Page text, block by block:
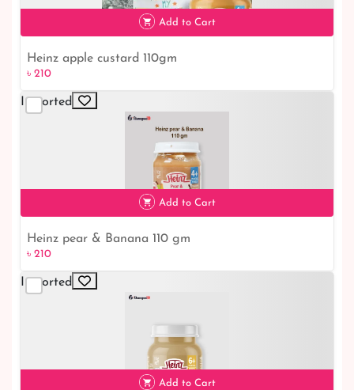
৳ 210
Add to Cart
Heinz apple custard 110gm
৳ 210
Imported
৳ 210
Add to Cart
Heinz pear & Banana 110 gm
৳ 210
Imported
Add to Cart